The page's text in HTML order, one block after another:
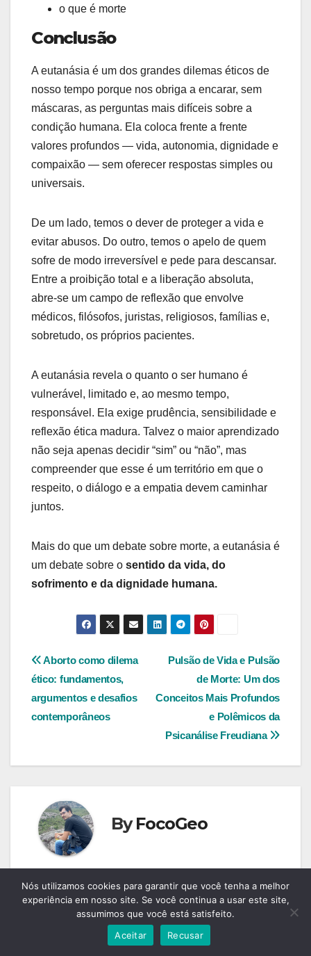
o que é morte
Conclusão
A eutanásia é um dos grandes dilemas éticos de
nosso tempo porque nos obriga a encarar, sem
máscaras, as perguntas mais difíceis sobre a
condição humana. Ela coloca frente a frente
valores profundos — vida, autonomia, dignidade e
compaixão — sem oferecer respostas simples ou
universais.
De um lado, temos o dever de proteger a vida e
evitar abusos. Do outro, temos o apelo de quem
sofre de modo irreversível e pede para descansar.
Entre a proibição total e a liberação absoluta,
abre-se um campo de reflexão que envolve
médicos, filósofos, juristas, religiosos, famílias e,
sobretudo, os próprios pacientes.
A eutanásia revela o quanto o ser humano é
vulnerável, limitado e, ao mesmo tempo,
responsável. Ela exige prudência, sensibilidade e
reflexão ética madura. Talvez o maior aprendizado
não seja apenas decidir “sim” ou “não”, mas
compreender que esse é um território em que o
respeito, o diálogo e a empatia devem caminhar
juntos.
Mais do que um debate sobre morte, a eutanásia é
um debate sobre o sentido da vida, do
sofrimento e da dignidade humana.
Navegação
de
Post
Pulsão de Vida e Pulsão
de Morte: Um dos
Conceitos Mais Profundos
e Polêmicos da
Psicanálise Freudiana
Aborto como dilema
ético: fundamentos,
argumentos e desafios
contemporâneos
ByFocoGeo
Related Post
Nós utilizamos cookies para garantir que você tenha a melhor
experiência em nosso site. Se você continua a usar este site,
assumimos que você está satisfeito.
Aceitar
Recusar